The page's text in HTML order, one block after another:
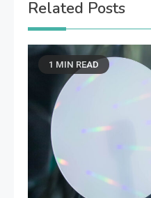
Related Posts
1 MIN READ